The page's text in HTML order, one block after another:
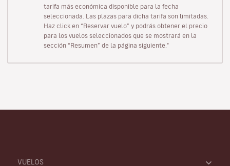
tarifa más económica disponible para la fecha
seleccionada. Las plazas para dicha tarifa son limitadas.
Haz click en “Reservar vuelo” y podrás obtener el precio
para los vuelos seleccionados que se mostrará en la
sección “Resumen” de la página siguiente."
VUELOS